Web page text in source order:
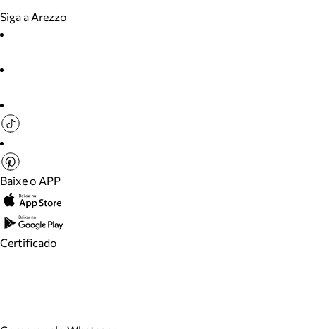
Siga a Arezzo
Baixe o APP
Certificado